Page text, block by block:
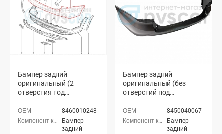
Бампер задний
оригинальный (2
отверстия под
Веста NG Кросс седан,
NG СВ Кросс универсал
(неокрашенный)
8460010248
Бампер
задний
Бампер задний
оригинальный (без
отверстий под
Веста NG Кросс седан,
NG СВ Кросс универсал
(неокрашенный)
8450040067
Бампер
задний